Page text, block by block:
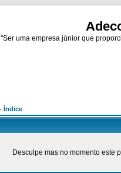
"Ser uma empresa júnior que
Índice
Desculpe mas no momento este